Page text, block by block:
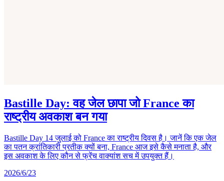
Bastille Day: वह जेल छापा जो France का
राष्ट्रीय अवकाश बन गया
Bastille Day 14 जुलाई को France का राष्ट्रीय दिवस है। जानें कि एक जेल
का पतन क्रांतिकारी प्रतीक क्यों बना, France आज इसे कैसे मनाता है, और
इस अवकाश के लिए कौन से फ्रेंच वाक्यांश सच में उपयुक्त हैं।
2026/6/23